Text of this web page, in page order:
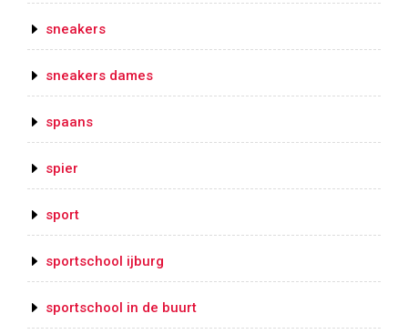
sneakers
sneakers dames
spaans
spier
sport
sportschool ijburg
sportschool in de buurt